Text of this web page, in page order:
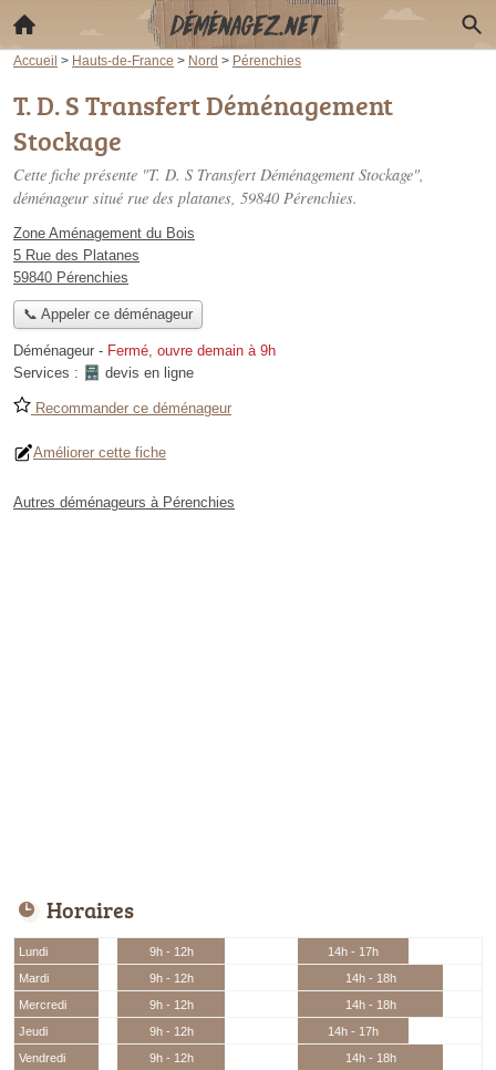
Accueil > Hauts-de-France > Nord > Pérenchies
T. D. S Transfert Déménagement
Stockage
Cette fiche présente "T. D. S Transfert Déménagement Stockage",
déménageur situé rue des platanes, 59840 Pérenchies.
Zone Aménagement du Bois
5 Rue des Platanes
59840 Pérenchies
📞 Appeler ce déménageur
Déménageur - Fermé, ouvre demain à 9h
Services :
devis en ligne
Recommander ce déménageur
Améliorer cette fiche
Autres déménageurs à Pérenchies
Horaires
Lundi 9h - 12h
14h - 17h
Mardi
9h - 12h
14h - 18h
Mercredi
9h - 12h
14h - 18h
Jeudi
9h - 12h
14h - 17h
Vendredi
9h - 12h
14h - 18h